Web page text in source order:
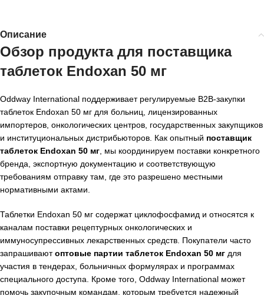
Описание
Обзор продукта для поставщика
таблеток Endoxan 50 мг
Oddway International поддерживает регулируемые B2B-закупки
таблеток Endoxan 50 мг для больниц, лицензированных
импортеров, онкологических центров, государственных закупщиков
и институциональных дистрибьюторов. Как опытный поставщик
таблеток Endoxan 50 мг , мы координируем поставки конкретного
бренда, экспортную документацию и соответствующую
требованиям отправку там, где это разрешено местными
нормативными актами.
Таблетки Endoxan 50 мг содержат циклофосфамид и относятся к
каналам поставки рецептурных онкологических и
иммуносупрессивных лекарственных средств. Покупатели часто
запрашиваютоптовые партии таблеток Endoxan 50 мг для
участия в тендерах, больничных формулярах и программах
специального доступа. Кроме того, Oddway International может
помочь закупочным командам, которым требуется надежный